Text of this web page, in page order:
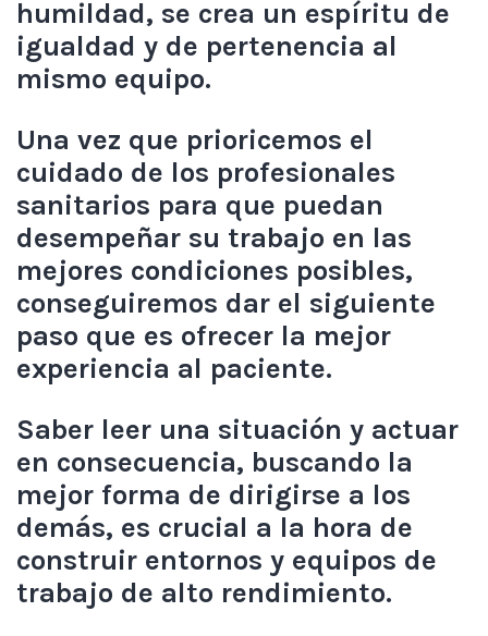
humildad, se crea un espíritu de
igualdad y de pertenencia al
mismo equipo.
Una vez que prioricemos el
cuidado de los profesionales
sanitarios para que puedan
desempeñar su trabajo en las
mejores condiciones posibles,
conseguiremos dar el siguiente
paso que es ofrecer la mejor
experiencia al paciente.
Saber leer una situación y actuar
en consecuencia, buscando la
mejor forma de dirigirse a los
demás, es crucial a la hora de
construir entornos y equipos de
trabajo de alto rendimiento.